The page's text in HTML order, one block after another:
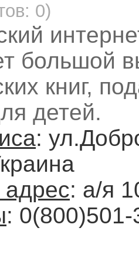
0)
большой
книг,
детей.
:
: а/я
: